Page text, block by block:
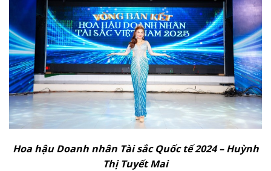
Hoa hậu Doanh nhân Tài sắc Quốc tế 2024 – Huỳnh
Thị Tuyết Mai